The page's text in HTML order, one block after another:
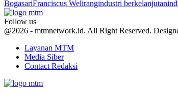
BogasariFranciscus Welirangindustri berkelanjutan
Follow us
Facebook
Twitter
Youtube
@2026 - mtmnetwork.id. All Right Reserved.
Layanan MTM
Media Siber
Contact Redaksi